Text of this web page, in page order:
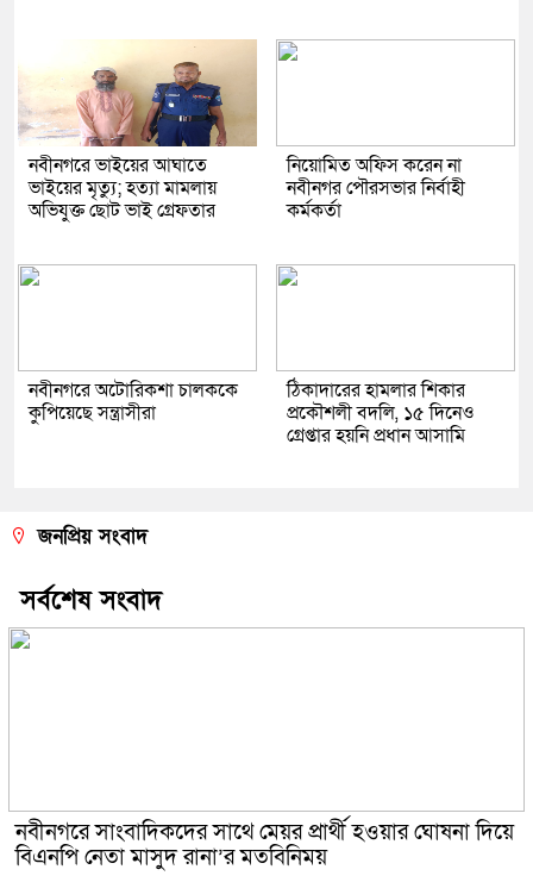
নবীনগরে ভাইয়ের আঘাতে
ভাইয়ের মৃত্যু; হত্যা মামলায়
অভিযুক্ত ছোট ভাই গ্রেফতার
নিয়োমিত অফিস করেন না
নবীনগর পৌরসভার নির্বাহী
কর্মকর্তা
নবীনগরে অটোরিকশা চালককে
কুপিয়েছে সন্ত্রাসীরা
ঠিকাদারের হামলার শিকার
প্রকৌশলী বদলি, ১৫ দিনেও
গ্রেপ্তার হয়নি প্রধান আসামি
জনপ্রিয় সংবাদ
সর্বশেষ সংবাদ
নবীনগরে সাংবাদিকদের সাথে মেয়র প্রার্থী হওয়ার ঘোষনা দিয়ে
বিএনপি নেতা মাসুদ রানা’র মতবিনিময়